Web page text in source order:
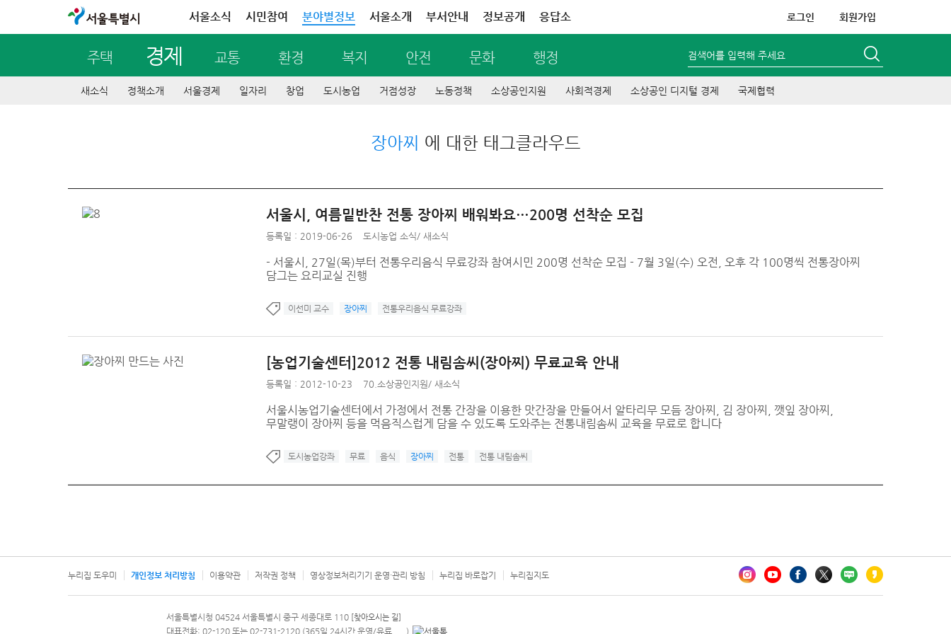
서울특별시 서울소식 시민참여 분야별정보 서울소개 부서안내 정보공개 응답소 로그인 회원가입
주택 경제 교통 환경 복지 안전 문화 행정 검색어를 입력해 주세요
새소식 정책소개 서울경제 일자리 창업 도시농업 거점성장 노동정책 소상공인지원 사회적경제 소상공인 디지털 경제 국제협력
장아찌 에 대한 태그클라우드
서울시, 여름밑반찬 전통 장아찌 배워봐요…200명 선착순 모집
등록일 : 2019-06-26 도시농업 소식/ 새소식
- 서울시, 27일(목)부터 전통우리음식 무료강좌 참여시민 200명 선착순 모집 - 7월 3일(수) 오전, 오후 각 100명씩 전통장아찌
담그는 요리교실 진행
이선미 교수 장아찌 전통우리음식 무료강좌
[농업기술센터]2012 전통 내림솜씨(장아찌) 무료교육 안내
등록일 : 2012-10-23 70.소상공인지원/ 새소식
서울시농업기술센터에서 가정에서 전통 간장을 이용한 맛간장을 만들어서 알타리무 모듬 장아찌, 김 장아찌, 깻잎 장아찌,
무말랭이 장아찌 등을 먹음직스럽게 담을 수 있도록 도와주는 전통내림솜씨 교육을 무료로 합니다
도시농업강좌 무료 음식 장아찌 전통 전통 내림솜씨
누리집 도우미 개인정보 처리방침 이용약관 저작권 정책 영상정보처리기기 운영·관리 방침 누리집 바로잡기 누리집지도
문의 전화번호 120, 120 다산콜재단
서울특별시청 04524 서울특별시 중구 세종대로 110 [찾아오시는 길]
대표전화: 02-120 또는 02-731-2120 (365일 24시간 운영/유료 )